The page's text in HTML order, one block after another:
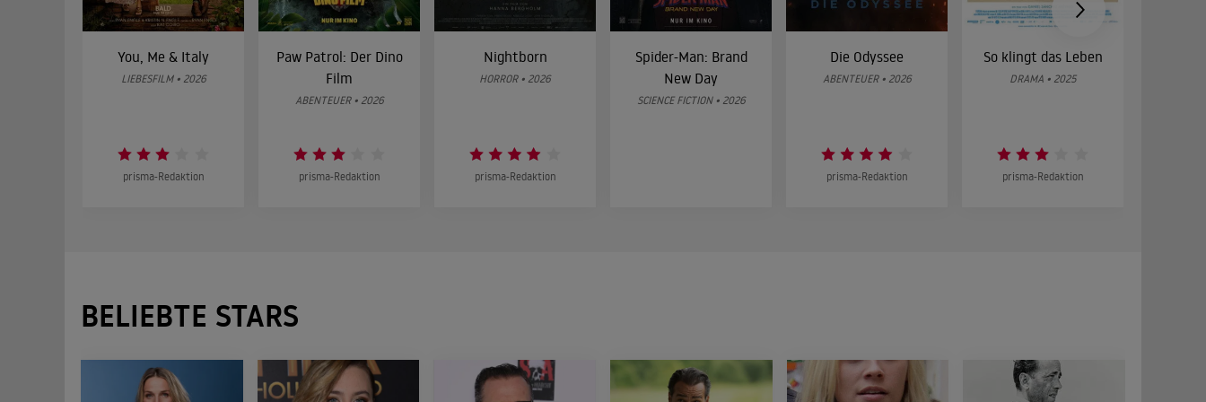
You, Me & Italy
LIEBESFILM • 2026
prisma-Redaktion
Paw Patrol: Der Dino
Film
ABENTEUER • 2026
prisma-Redaktion
Nightborn
HORROR • 2026
prisma-Redaktion
Spider-Man: Brand
New Day
SCIENCE FICTION • 2026
Die Odyssee
ABENTEUER • 2026
prisma-Redaktion
So klingt das Leben
DRAMA • 2025
prisma-Redaktion
BELIEBTE STARS